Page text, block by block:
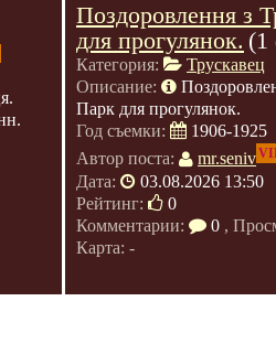
Поздоровлення з
для прогулянок. (1
Категория:
Трускавец
Описание:
Парк для прогулянок.
Год съемки:
1906-1925
Автор поста:
mr.seniv
Дата:
03.08.2026 13:50
Рейтинг:
0
Комментарии:
0 ,
Карта: -